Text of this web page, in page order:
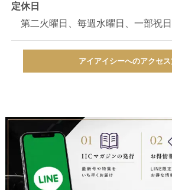
定休日
第二火曜日、毎週水曜日、一部祝日
アイアイシーへのアクセ